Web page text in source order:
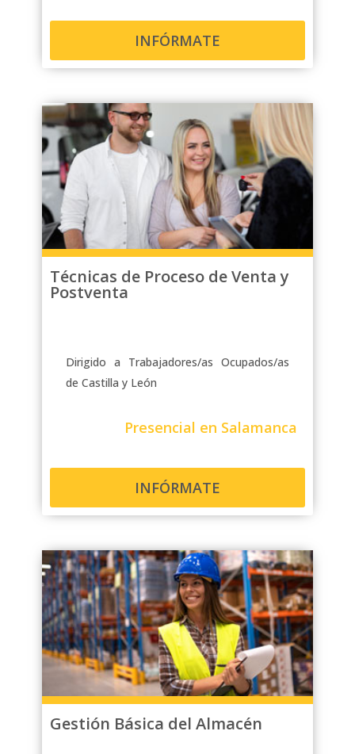
INFÓRMATE
Técnicas de Proceso de Venta y
Postventa
Dirigido a Trabajadores/as Ocupados/as
de Castilla y León
Presencial en Salamanca
INFÓRMATE
Gestión Básica del Almacén